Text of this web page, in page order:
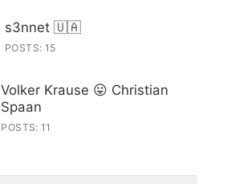
s3nnet 🇺🇦
POSTS: 15
Volker Krause 😛 Christian
Spaan
POSTS: 11